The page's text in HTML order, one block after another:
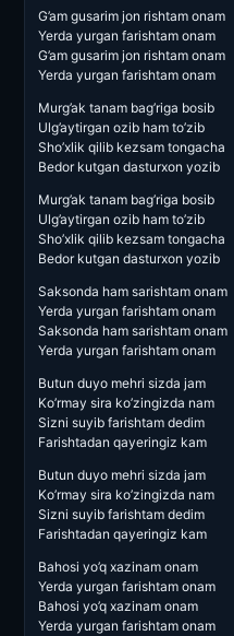
G’am gusarim jon rishtam onam
Yerda yurgan farishtam onam
G’am gusarim jon rishtam onam
Yerda yurgan farishtam onam
Murg’ak tanam bag’riga bosib
Ulg’aytirgan ozib ham to’zib
Sho’xlik qilib kezsam tongacha
Bedor kutgan dasturxon yozib
Murg’ak tanam bag’riga bosib
Ulg’aytirgan ozib ham to’zib
Sho’xlik qilib kezsam tongacha
Bedor kutgan dasturxon yozib
Saksonda ham sarishtam onam
Yerda yurgan farishtam onam
Saksonda ham sarishtam onam
Yerda yurgan farishtam onam
Butun duyo mehri sizda jam
Ko’rmay sira ko’zingizda nam
Sizni suyib farishtam dedim
Farishtadan qayeringiz kam
Butun duyo mehri sizda jam
Ko’rmay sira ko’zingizda nam
Sizni suyib farishtam dedim
Farishtadan qayeringiz kam
Bahosi yo’q xazinam onam
Yerda yurgan farishtam onam
Bahosi yo’q xazinam onam
Yerda yurgan farishtam onam